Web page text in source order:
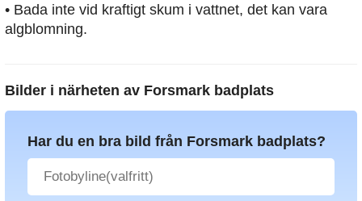
• Bada inte vid kraftigt skum i vattnet, det kan vara
algblomning.
Bilder i närheten av Forsmark badplats
Har du en bra bild från Forsmark badplats?